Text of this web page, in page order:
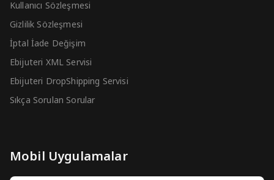
Kullanıcı Sözleşmesi
Gizlilik Sözleşmesi
İptal İade Değişim
Ebijuteri XML Servisi
Ebijuteri DropShipping Servisi
Sıkça Sorulan Sorular
Mobil Uygulamalar